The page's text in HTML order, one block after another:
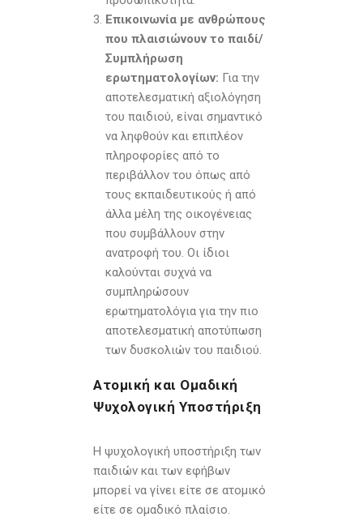
Επικοινωνία με ανθρώπους
που πλαισιώνουν το παιδί/
Συμπλήρωση
ερωτηματολογίων: Για την
αποτελεσματική αξιολόγηση
του παιδιού, είναι σημαντικό
να ληφθούν και επιπλέον
πληροφορίες από το
περιβάλλον του όπως από
τους εκπαιδευτικούς ή από
άλλα μέλη της οικογένειας
που συμβάλλουν στην
ανατροφή του. Οι ίδιοι
καλούνται συχνά να
συμπληρώσουν
ερωτηματολόγια για την πιο
αποτελεσματική αποτύπωση
των δυσκολιών του παιδιού.
Ατομική και Ομαδική
Ψυχολογική Υποστήριξη
Η ψυχολογική υποστήριξη των
παιδιών και των εφήβων
μπορεί να γίνει είτε σε ατομικό
είτε σε ομαδικό πλαίσιο.